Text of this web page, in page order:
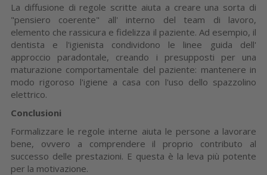
La diffusione di regole scritte aiuta a creare una sorta di
"pensiero coerente" all' interno del team di lavoro,
elemento che rassicura e fidelizza il paziente. Ad esempio, il
dentista e l'igienista condividono le linee guida dell'
approccio paradontale, creando i presupposti per una
maturazione comportamentale del paziente: mantenere in
modo rigoroso l'igiene a casa con l'uso dello spazzolino
elettrico.
Conclusioni
Formalizzare le regole interne aiuta le persone a lavorare
bene, ovvero a comprendere il proprio contributo al
successo delle prestazioni. E questa è la leva più potente
per la motivazione.